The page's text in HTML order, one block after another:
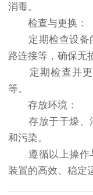
消毒。
检查与更换：
定期检查设备的
路连接等，确保无
定期检查并更
等。
存放环境：
存放于干燥、清
和污染。
遵循以上操作与
装置的高效、稳定